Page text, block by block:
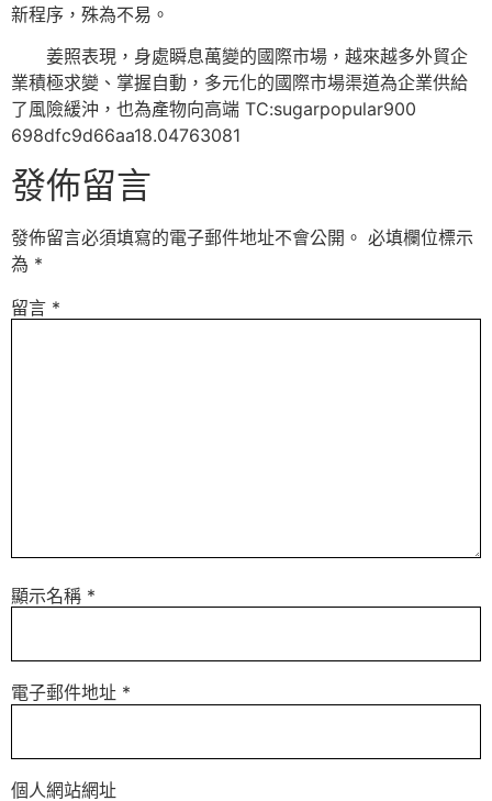
新程序，殊為不易。
姜照表現，身處瞬息萬變的國際市場，越來越多外貿企
業積極求變、掌握自動，多元化的國際市場渠道為企業供給
了風險緩沖，也為產物向高端 TC:sugarpopular900
698dfc9d66aa18.04763081
發佈留言
發佈留言必須填寫的電子郵件地址不會公開。 必填欄位標示
為 *
留言 *
顯示名稱 *
電子郵件地址 *
個人網站網址